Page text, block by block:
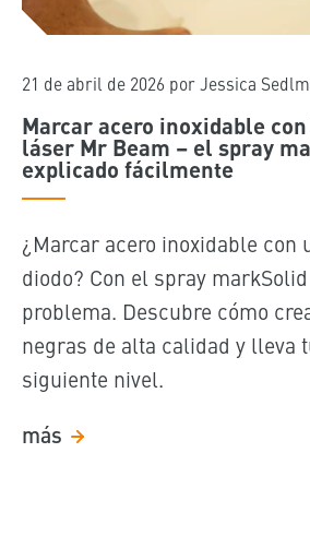
21 de abril de 2026 por Jessica
Marcar acero inoxidable
láser Mr Beam – el spray
explicado fácilmente
¿Marcar acero inoxidable con
diodo? Con el spray
problema. Descubre cómo
negras de alta calidad y lleva
siguiente nivel.
más